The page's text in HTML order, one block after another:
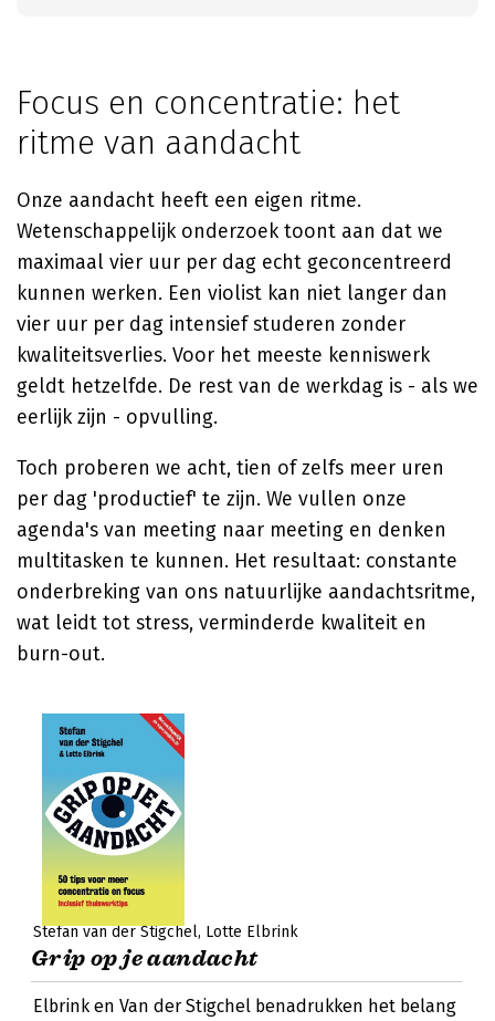
Focus en concentratie: het
ritme van aandacht
Onze aandacht heeft een eigen ritme.
Wetenschappelijk onderzoek toont aan dat we
maximaal vier uur per dag echt geconcentreerd
kunnen werken. Een violist kan niet langer dan
vier uur per dag intensief studeren zonder
kwaliteitsverlies. Voor het meeste kenniswerk
geldt hetzelfde. De rest van de werkdag is - als we
eerlijk zijn - opvulling.
Toch proberen we acht, tien of zelfs meer uren
per dag 'productief' te zijn. We vullen onze
agenda's van meeting naar meeting en denken
multitasken te kunnen. Het resultaat: constante
onderbreking van ons natuurlijke aandachtsritme,
wat leidt tot stress, verminderde kwaliteit en
burn-out.
Stefan van der Stigchel Lotte Elbrink
Grip op je aandacht
Elbrink en Van der Stigchel benadrukken het belang